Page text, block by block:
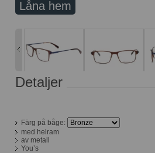
Låna hem
Detaljer
Färg på båge:
med helram
av metall
You’s